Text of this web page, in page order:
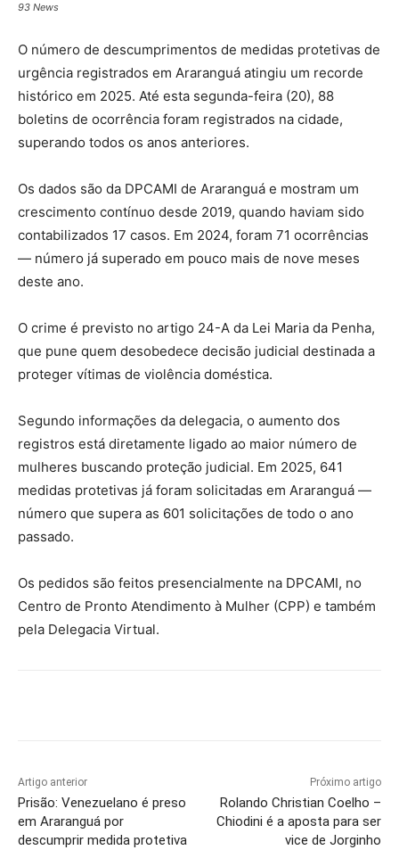
93 News
O número de descumprimentos de medidas protetivas de
urgência registrados em Araranguá atingiu um recorde
histórico em 2025. Até esta segunda-feira (20), 88
boletins de ocorrência foram registrados na cidade,
superando todos os anos anteriores.
Os dados são da DPCAMI de Araranguá e mostram um
crescimento contínuo desde 2019, quando haviam sido
contabilizados 17 casos. Em 2024, foram 71 ocorrências
— número já superado em pouco mais de nove meses
deste ano.
O crime é previsto no artigo 24-A da Lei Maria da Penha,
que pune quem desobedece decisão judicial destinada a
proteger vítimas de violência doméstica.
Segundo informações da delegacia, o aumento dos
registros está diretamente ligado ao maior número de
mulheres buscando proteção judicial. Em 2025, 641
medidas protetivas já foram solicitadas em Araranguá —
número que supera as 601 solicitações de todo o ano
passado.
Os pedidos são feitos presencialmente na DPCAMI, no
Centro de Pronto Atendimento à Mulher (CPP) e também
pela Delegacia Virtual.
Artigo anterior
Prisão: Venezuelano é preso
em Araranguá por
descumprir medida protetiva
Próximo artigo
Rolando Christian Coelho –
Chiodini é a aposta para ser
vice de Jorginho